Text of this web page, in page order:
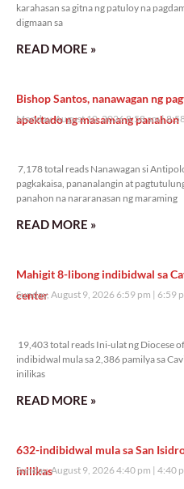
karahasan sa gitna ng patuloy na
digmaan sa
READ MORE »
Bishop Santos, nanawagan ng
apektado ng masamang panahon
Monday, August 10, 2026 8:58 am
7,178 total reads Nanawagan si
pagkakaisa, pananalangin at
panahon na nararanasan ng maraming
READ MORE »
Mahigit 8-libong indibidwal sa
center
Sunday, August 9, 2026 6:59 pm 6:59
19,403 total reads Ini-ulat ng Diocese
indibidwal mula sa 2,386 pamilya sa
inilikas
READ MORE »
632-indibidwal mula sa San
inilikas
Sunday, August 9, 2026 4:40 pm 4:40